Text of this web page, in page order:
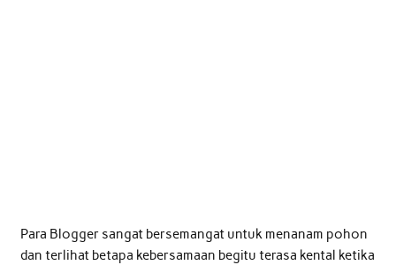
Para Blogger sangat bersemangat untuk menanam pohon
dan terlihat betapa kebersamaan begitu terasa kental ketika